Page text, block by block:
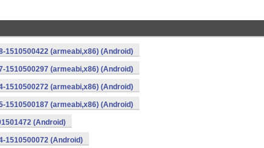
1510500422 (armeabi,x86) (Android)
1510500297 (armeabi,x86) (Android)
1510500272 (armeabi,x86) (Android)
1510500187 (armeabi,x86) (Android)
(Android)
1510500072 (Android)